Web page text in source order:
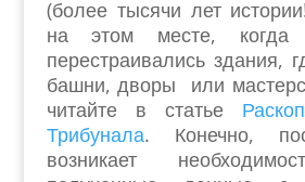
(более тысячи лет
на этом месте, когда
перестраивались здания,
башни, дворы или
читайте в статье
Трибунала. Конечно,
возникает